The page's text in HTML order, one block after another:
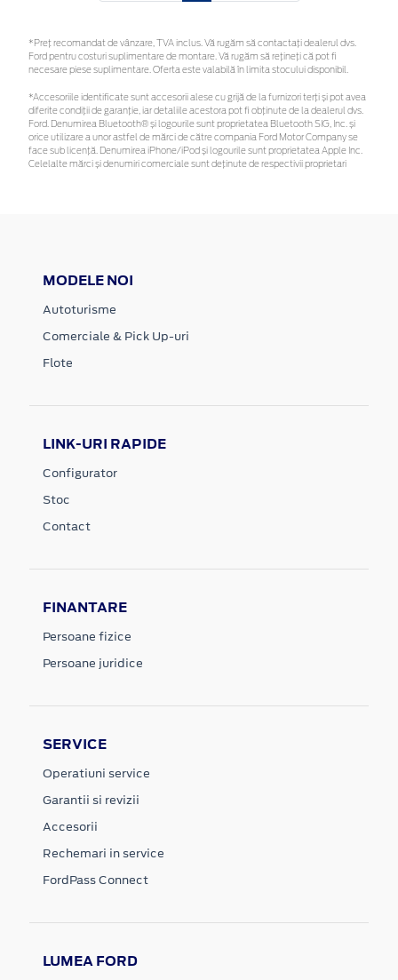
*Preţ recomandat de vânzare, TVA inclus. Vă rugăm să contactaţi dealerul dvs.
Ford pentru costuri suplimentare de montare. Vă rugăm să rețineți că pot fi
necesare piese suplimentare. Oferta este valabilă în limita stocului disponibil.
*Accesoriile identificate sunt accesorii alese cu grijă de la furnizori terți și pot avea
diferite condiții de garanție, iar detaliile acestora pot fi obținute de la dealerul dvs.
Ford. Denumirea Bluetooth® și logourile sunt proprietatea Bluetooth SIG, Inc. și
orice utilizare a unor astfel de mărci de către compania Ford Motor Company se
face sub licență. Denumirea iPhone/iPod și logourile sunt proprietatea Apple Inc.
Celelalte mărci și denumiri comerciale sunt deținute de respectivii proprietari
MODELE NOI
Autoturisme
Comerciale & Pick Up-uri
Flote
LINK-URI RAPIDE
Configurator
Stoc
Contact
FINANTARE
Persoane fizice
Persoane juridice
SERVICE
Operatiuni service
Garantii si revizii
Accesorii
Rechemari in service
FordPass Connect
LUMEA FORD